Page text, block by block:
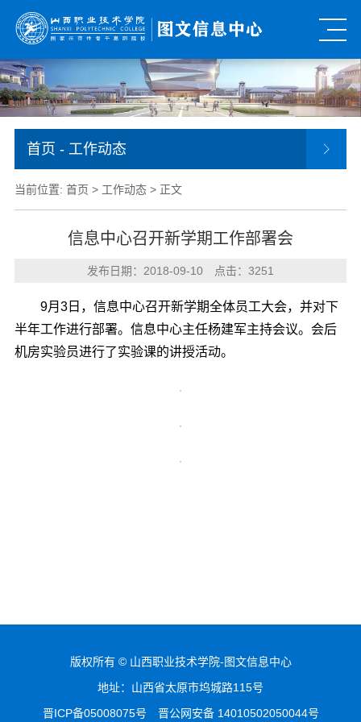
首页 - 工作动态
当前位置: 首页 > 工作动态> 正文
信息中心召开新学期工作部署会
发布日期：2018-09-10 点击： 3251
9月3日，信息中心召开新学期全体员工大会，并对下
半年工作进行部署。信息中心主任杨建军主持会议。会后
机房实验员进行了实验课的讲授活动。
版权所有 © 山西职业技术学院-图文信息中心
地址：山西省太原市坞城路115号
晋ICP备05008075号
晋公网安备 14010502050044号